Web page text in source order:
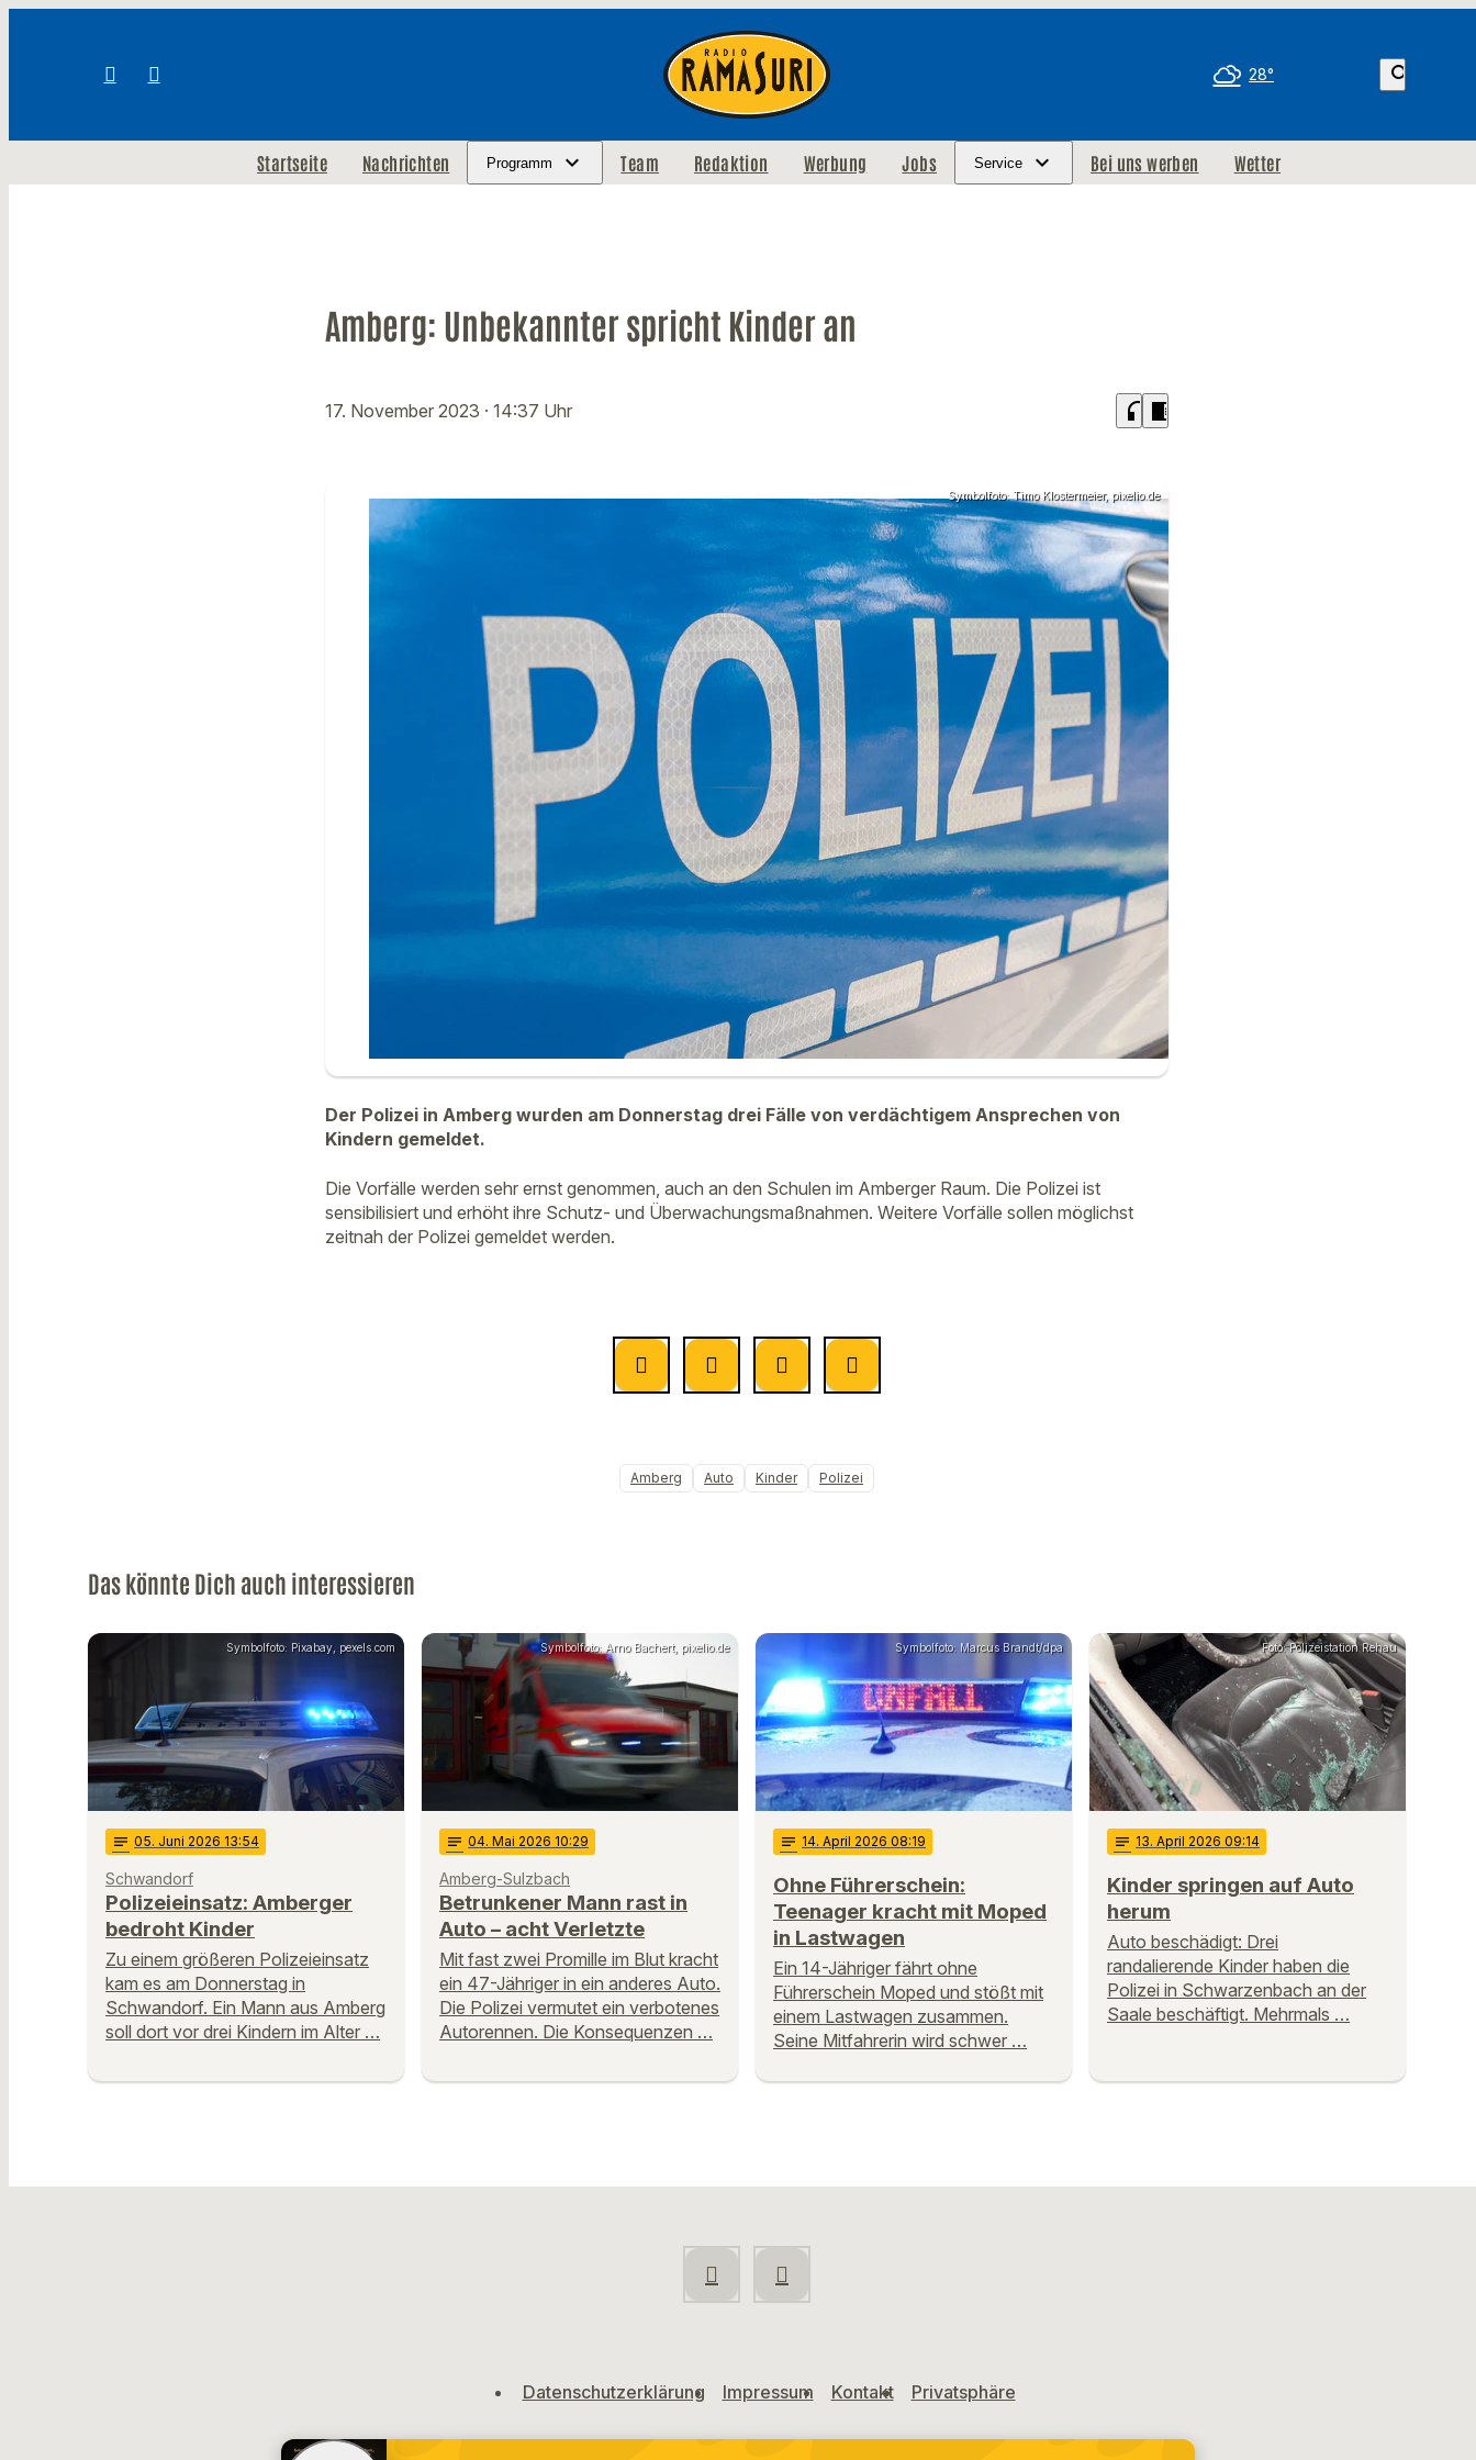
28° search
Startseite Nachrichten Programm Team Redaktion Werbung Jobs Service Bei uns werben Wetter
Amberg: Unbekannter spricht Kinder an
17. November 2023 · 14:37 Uhr headphones chrome_reader_mode
Symbolfoto: Timo Klostermeier, pixelio.de
Der Polizei in Amberg wurden am Donnerstag drei Fälle von verdächtigem Ansprechen von
Kindern gemeldet.
Die Vorfälle werden sehr ernst genommen, auch an den Schulen im Amberger Raum. Die Polizei ist
sensibilisiert und erhöht ihre Schutz- und Überwachungsmaßnahmen. Weitere Vorfälle sollen möglichst
zeitnah der Polizei gemeldet werden.
Amberg Auto Kinder Polizei
Das könnte Dich auch interessieren
Symbolfoto: Pixabay, pexels.com
notes 05. Juni 2026 13:54
Schwandorf
Polizeieinsatz: Amberger
bedroht Kinder
Zu einem größeren Polizeieinsatz
kam es am Donnerstag in
Schwandorf. Ein Mann aus Amberg
soll dort vor drei Kindern im Alter …
Symbolfoto: Arno Bachert, pixelio.de
notes 04. Mai 2026 10:29
Amberg-Sulzbach
Betrunkener Mann rast in
Auto – acht Verletzte
Mit fast zwei Promille im Blut kracht
ein 47-Jähriger in ein anderes Auto.
Die Polizei vermutet ein verbotenes
Autorennen. Die Konsequenzen …
Symbolfoto: Marcus Brandt/dpa
notes 14. April 2026 08:19
Ohne Führerschein:
Teenager kracht mit Moped
in Lastwagen
Ein 14-Jähriger fährt ohne
Führerschein Moped und stößt mit
einem Lastwagen zusammen.
Seine Mitfahrerin wird schwer …
Foto: Polizeistation Rehau
notes 13. April 2026 09:14
Kinder springen auf Auto
herum
Auto beschädigt: Drei
randalierende Kinder haben die
Polizei in Schwarzenbach an der
Saale beschäftigt. Mehrmals …
Datenschutzerklärung Impressum Kontakt Privatsphäre